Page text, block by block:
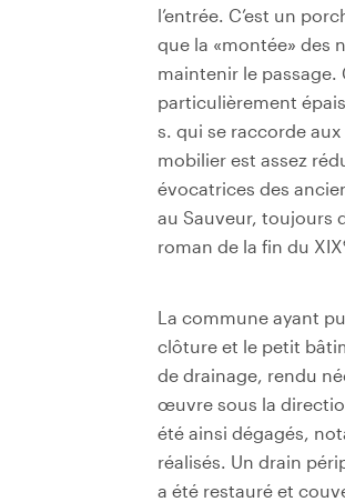
l’entrée. C’est un
que la «montée» des
maintenir le passage.
particulièrement
s. qui se raccorde
mobilier est assez
évocatrices des
au Sauveur, toujours
roman de la fin du XIX
La commune ayant
clôture et le petit
de drainage, rendu
œuvre sous la
été ainsi dégagés,
réalisés. Un drain
a été restauré et